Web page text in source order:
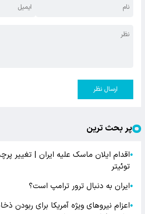
ارسال نظر
پر بحث ترین
●اقدام ایلان ماسک علیه ایران | تغییر
توئیتر
●ایران به دنبال ترور ترامپ است؟
●اعزام نیروهای ویژه آمریکا برای ربودن